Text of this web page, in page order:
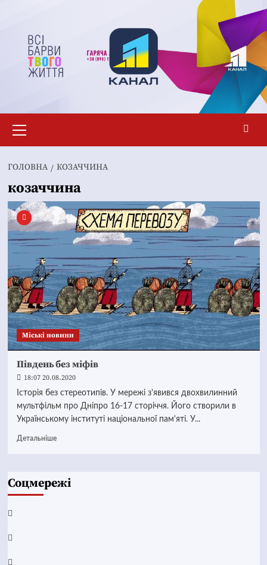
вмісту
меню
ГОЛОВНА КОЗАЧЧИНА
козаччина
Mіські новини
Південь без міфів
18:07 20.08.2020
Історія без стереотипів. У мережі з'явився двохвилинний
мультфільм про Дніпро 16-17 сторіччя. Його створили в
Українському інституті національної пам'яті. У...
Детальніше
Соцмережі
Facebook
YouTube
Telegram